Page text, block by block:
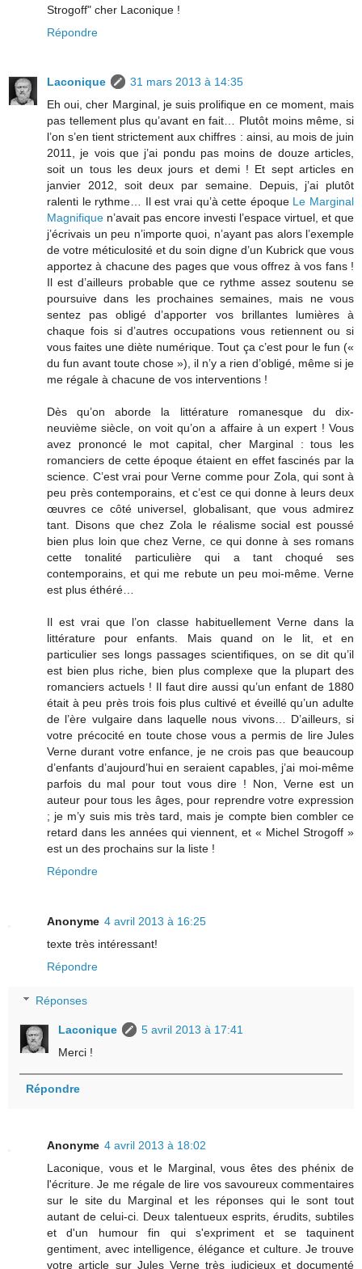
Strogoff" cher Laconique !
Répondre
Laconique
31 mars 2013 à 14:35
Eh oui, cher Marginal, je suis prolifique en ce moment, mais
pas tellement plus qu’avant en fait… Plutôt moins même, si
l’on s’en tient strictement aux chiffres : ainsi, au mois de juin
2011, je vois que j’ai pondu pas moins de douze articles,
soit un tous les deux jours et demi ! Et sept articles en
janvier 2012, soit deux par semaine. Depuis, j’ai plutôt
ralenti le rythme… Il est vrai qu’à cette époque Le Marginal
Magnifique n’avait pas encore investi l’espace virtuel, et que
j’écrivais un peu n’importe quoi, n’ayant pas alors l’exemple
de votre méticulosité et du soin digne d’un Kubrick que vous
apportez à chacune des pages que vous offrez à vos fans !
Il est d’ailleurs probable que ce rythme assez soutenu se
poursuive dans les prochaines semaines, mais ne vous
sentez pas obligé d’apporter vos brillantes lumières à
chaque fois si d’autres occupations vous retiennent ou si
vous faites une diète numérique. Tout ça c’est pour le fun («
du fun avant toute chose »), il n’y a rien d’obligé, même si je
me régale à chacune de vos interventions !
Dès qu’on aborde la littérature romanesque du dix-
neuvième siècle, on voit qu’on a affaire à un expert ! Vous
avez prononcé le mot capital, cher Marginal : tous les
romanciers de cette époque étaient en effet fascinés par la
science. C’est vrai pour Verne comme pour Zola, qui sont à
peu près contemporains, et c’est ce qui donne à leurs deux
œuvres ce côté universel, globalisant, que vous admirez
tant. Disons que chez Zola le réalisme social est poussé
bien plus loin que chez Verne, ce qui donne à ses romans
cette tonalité particulière qui a tant choqué ses
contemporains, et qui me rebute un peu moi-même. Verne
est plus éthéré…
Il est vrai que l’on classe habituellement Verne dans la
littérature pour enfants. Mais quand on le lit, et en
particulier ses longs passages scientifiques, on se dit qu’il
est bien plus riche, bien plus complexe que la plupart des
romanciers actuels ! Il faut dire aussi qu’un enfant de 1880
était à peu près trois fois plus cultivé et éveillé qu’un adulte
de l’ère vulgaire dans laquelle nous vivons… D’ailleurs, si
votre précocité en toute chose vous a permis de lire Jules
Verne durant votre enfance, je ne crois pas que beaucoup
d’enfants d’aujourd’hui en seraient capables, j’ai moi-même
parfois du mal pour tout vous dire ! Non, Verne est un
auteur pour tous les âges, pour reprendre votre expression
; je m’y suis mis très tard, mais je compte bien combler ce
retard dans les années qui viennent, et « Michel Strogoff »
est un des prochains sur la liste !
Répondre
Anonyme 4 avril 2013 à 16:25
texte très intéressant!
Répondre
Réponses
Laconique
5 avril 2013 à 17:41
Merci !
Répondre
Anonyme 4 avril 2013 à 18:02
Laconique, vous et le Marginal, vous êtes des phénix de
l'écriture. Je me régale de lire vos savoureux commentaires
sur le site du Marginal et les réponses qui le sont tout
autant de celui-ci. Deux talentueux esprits, érudits, subtiles
et d'un humour fin qui s'expriment et se taquinent
gentiment, avec intelligence, élégance et culture. Je trouve
votre article sur Jules Verne très judicieux et documenté